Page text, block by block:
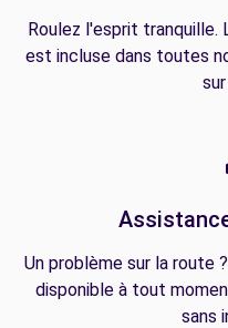
Roulez l'esprit tranquille.
est incluse dans toutes
Un problème sur la route
disponible à tout
sans